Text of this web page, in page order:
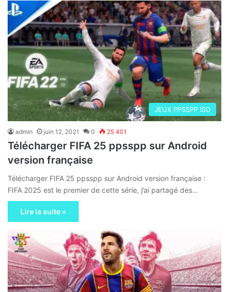
JEUX PPSSPP ISO
admin juin 12, 2021 0 25 401
Télécharger FIFA 25 ppsspp sur Android
version française
Télécharger FIFA 25 ppsspp sur Android version française :
FIFA 2025 est le premier de cette série, j’ai partagé des…
Lire la suite »